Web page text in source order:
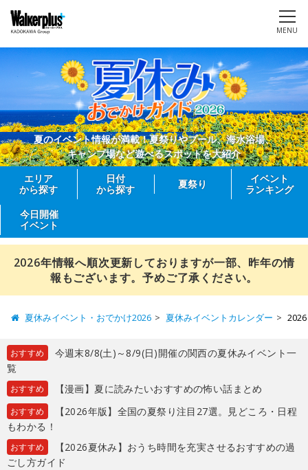
MENU
夏のイベント情報が満載！夏祭りやプール、海水浴場、
キャンプ場など遊べるスポットを大紹介
エリア
から探す
日付
から探す
夏祭り
イベント
ランキング
今日開催
イベント
2026年情報へ順次更新しておりますが一部、昨年の情
報もございます。予めご了承ください。
夏休みイベント・おでかけ2026 夏休みイベントカレンダー
おすすめ
今週末8/8(土)～8/9(日)開催の関西の夏休みイベント一
覧
おすすめ 【漫画】夏に読みたいおすすめの怖い話まとめ
おすすめ
【2026年版】全国の夏祭り注目27選。見どころ・日程
もわかる！
おすすめ
【2026夏休み】おうち時間を充実させるおすすめの過
ごし方ガイド